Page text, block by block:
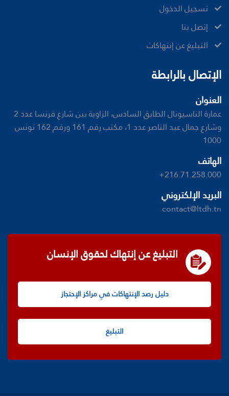
تسجيل الدخول
إتصل بنا
ﺍﻟﺘﺒﻠﻴﻎ ﻋﻦ ﺇﻧﺘﻬﺎﻛﺎﺕ
الإتصال بالرابطة
العنوان
عمارة الناسيونال الطابق السادس، الزاوية بين شارع فرنسا عدد 2
وشارع جمال عبد الناصر عدد 1، مكتب رقم 161 ورقم 162 تونس
1000
الهاتف
+216.71.258.000
البريد الإلكتروني
contact@ltdh.tn
التبليغ عن إنتهاك لحقوق الإنسان
دليل رصد الإنتهاكات في مراكز الإحتجاز
التبليغ